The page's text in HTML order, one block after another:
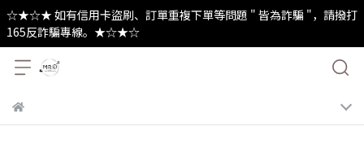
☆★☆★ 如有信用卡盜刷、訂單重複下單等問題 " 皆為詐騙 "，請撥打
165反詐騙專線。★☆★☆